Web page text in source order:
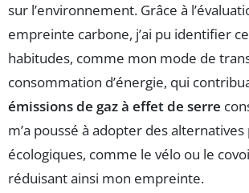
sur l’environnement. Grâce à
empreinte carbone, j’ai pu identifier
habitudes, comme mon mode de
consommation d’énergie, qui
émissions de gaz à effet de serre
m’a poussé à adopter des alternatives
écologiques, comme le vélo ou le
réduisant ainsi mon empreinte.